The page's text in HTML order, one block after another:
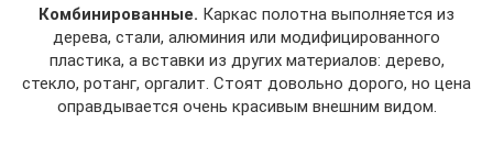
Комбинированные. Каркас полотна выполняется из
дерева, стали, алюминия или модифицированного
пластика, а вставки из других материалов: дерево,
стекло, ротанг, оргалит. Стоят довольно дорого, но цена
оправдывается очень красивым внешним видом.